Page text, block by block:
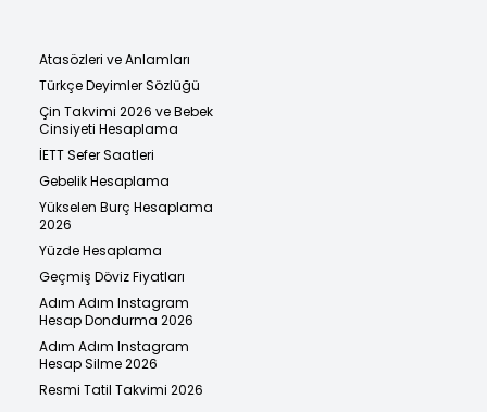
Atasözleri ve Anlamları
Türkçe Deyimler Sözlüğü
Çin Takvimi 2026 ve Bebek
Cinsiyeti Hesaplama
İETT Sefer Saatleri
Gebelik Hesaplama
Yükselen Burç Hesaplama
2026
Yüzde Hesaplama
Geçmiş Döviz Fiyatları
Adım Adım Instagram
Hesap Dondurma 2026
Adım Adım Instagram
Hesap Silme 2026
Resmi Tatil Takvimi 2026